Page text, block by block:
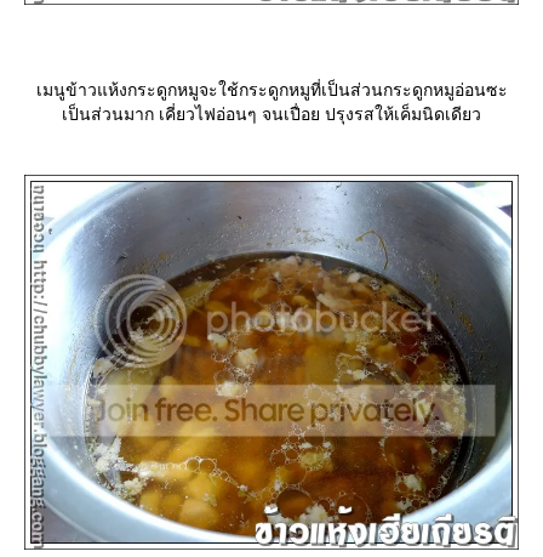
เมนูข้าวแห้งกระดูกหมูจะใช้กระดูกหมูที่เป็นส่วนกระดูกหมูอ่อนซะ
เป็นส่วนมาก เคี่ยวไฟอ่อนๆ จนเปื่อย ปรุงรสให้เค็มนิดเดียว